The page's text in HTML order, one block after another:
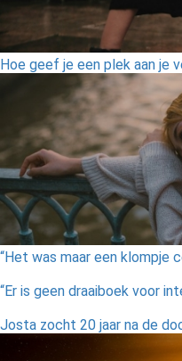
Hoe geef je een plek aan je
“Het was maar een klompje
“Er is geen draaiboek voor
Josta zocht 20 jaar na de